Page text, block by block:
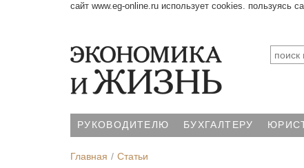
сайт www.eg-online.ru использует cookies. пользуясь
РУКОВОДИТЕЛЮ БУХГАЛТЕРУ
Главная Статьи